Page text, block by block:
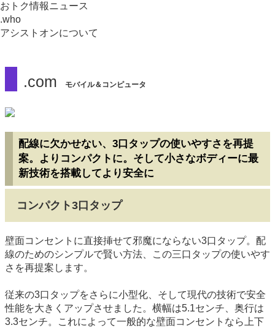
.com モバイル＆コンピュータ
配線に欠かせない、3口タップの使いやすさを再提
案。よりコンパクトに。そして小さなボディーに最
新技術を搭載してより安全に
コンパクト3口タップ
壁面コンセントに直接挿せて邪魔にならない3口タップ。配
線のためのシンプルで賢い方法、この三口タップの使いやす
さを再提案します。
従来の3口タップをさらに小型化、そして現代の技術で安全
性能を大きくアップさせました。横幅は5.1センチ、奥行は
3.3センチ。これによって一般的な壁面コンセントなら上下
おトク情報ニュース
.who
アシストオンについて